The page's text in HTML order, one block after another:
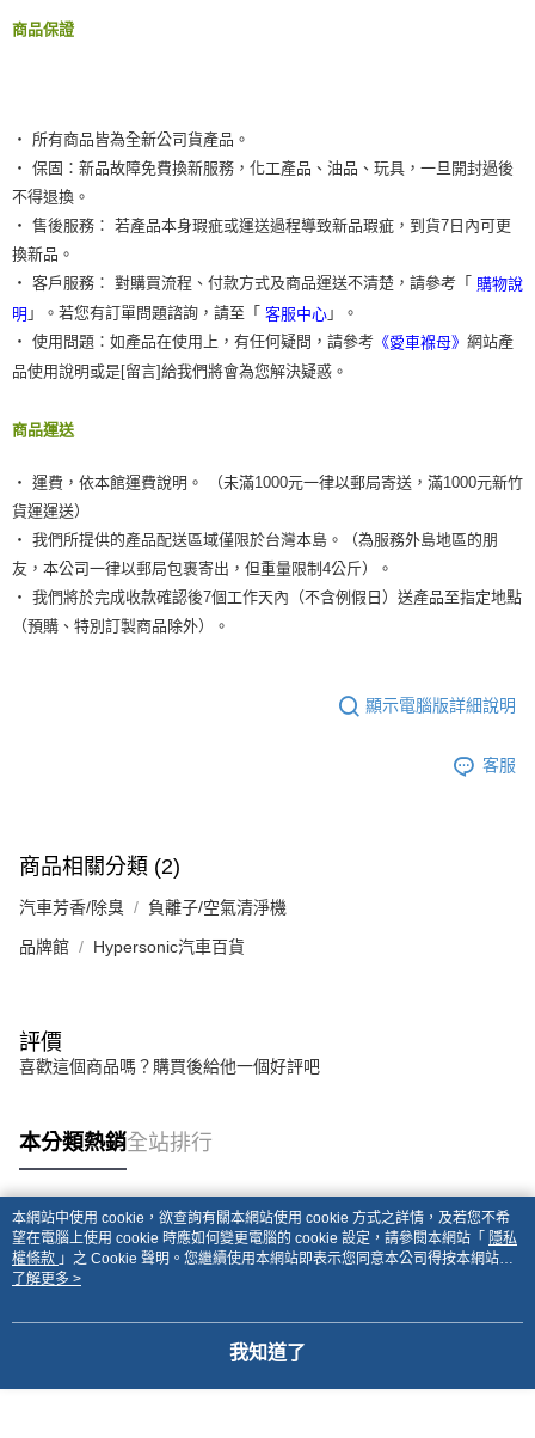
客戶支援中心」
權轉讓予恩沛科技股份有限公司。
２．關於個人資料處理事宜，請瀏覽以下網址：
https://aftee.tw/terms/#terms3
３．未成年的使用者請事先徵得法定代理人或監護人之同意方可使用
「AFTEE先享後付」，若未經同意申辦者引起之損失，本公司不負相關責
任。
４．使用「AFTEE先享後付」時，將依據個別帳號之用戶狀況，依本公司即
時審查核予不同之上限額度；若仍有額度不足之情形，本公司將視審查結果
請求用戶進行身份認證。
５．嚴禁一人註冊多個帳號或使用他人資訊註冊。若發現惡意使用之情形，
恩沛科技股份有限公司將有權停止該用戶之使用額度並採取法律行動。
每筆NT$55，滿NT$800(含以上)免運費
宅配(外島)
每筆NT$300
付款後門市自取
免運費
商品保證
‧ 所有商品皆為全新公司貨產品。
‧ 保固：新品故障免費換新服務，化工產品、油品、玩具，一旦開封過後
不得退換。
‧ 售後服務： 若產品本身瑕疵或運送過程導致新品瑕疵，到貨7日內可更
換新品。
‧ 客戶服務： 對購買流程、付款方式及商品運送不清楚，請參考「 購物說
明 」。若您有訂單問題諮詢，請至「 客服中心 」。
‧ 使用問題：如產品在使用上，有任何疑問，請參考 《愛車褓母》 網站產
品使用說明或是[留言]給我們將會為您解決疑惑。
商品運送
‧ 運費，依本館運費說明。 （未滿1000元一律以郵局寄送，滿1000元新竹
貨運運送）
‧ 我們所提供的產品配送區域僅限於台灣本島。（為服務外島地區的朋
友，本公司一律以郵局包裹寄出，但重量限制4公斤）。
‧ 我們將於完成收款確認後7個工作天內（不含例假日）送產品至指定地點
（預購、特別訂製商品除外）。
顯示電腦版詳細說明
客服
商品相關分類 (2)
汽車芳香/除臭 負離子/空氣清淨機
品牌館 Hypersonic汽車百貨
評價
喜歡這個商品嗎？購買後給他一個好評吧
本分類熱銷全站排行
熱門標籤
本網站中使用 cookie，欲查詢有關本網站使用 cookie 方式之詳情，及若您不希
望在電腦上使用 cookie 時應如何變更電腦的 cookie 設定，請參閱本網站「 隱私
權條款 」之 Cookie 聲明。您繼續使用本網站即表示您同意本公司得按本網站使
用條款之 Cookie 聲明使用 cookie。
了解更多 >
我知道了